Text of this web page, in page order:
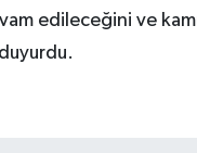
edileceğini ve
duyurdu.